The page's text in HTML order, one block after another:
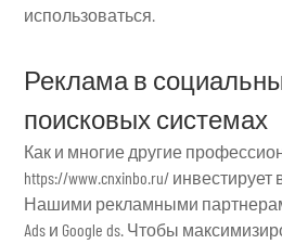
использоваться.
Реклама в
поисковых системах
Как и многие другие
https://www.cnxinbo.ru/
Нашими рекламными
Ads и Google ds. Чтобы